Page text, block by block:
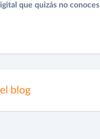
que quizás no conoces
blog